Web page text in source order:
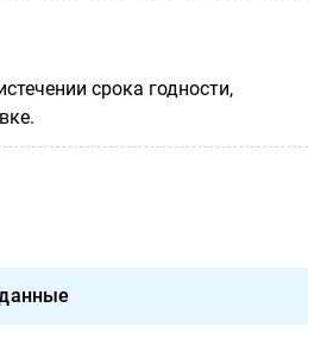
срока годности,